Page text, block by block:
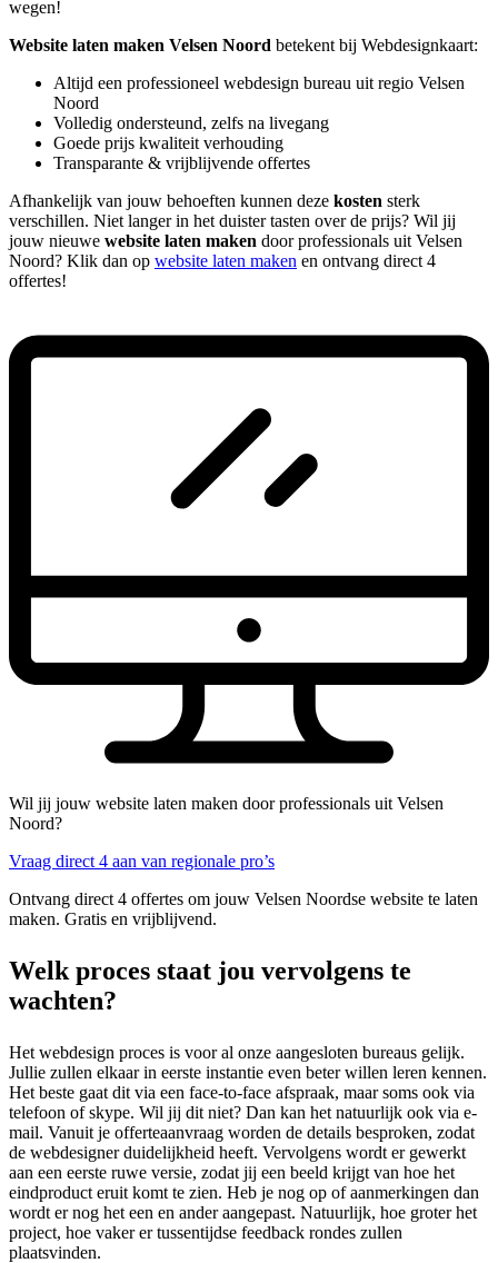
wegen!
Website laten maken Velsen Noord betekent bij Webdesignkaart:
Altijd een professioneel webdesign bureau uit regio Velsen
Noord
Volledig ondersteund, zelfs na livegang
Goede prijs kwaliteit verhouding
Transparante & vrijblijvende offertes
Afhankelijk van jouw behoeften kunnen deze kosten sterk
verschillen. Niet langer in het duister tasten over de prijs? Wil jij
jouw nieuwe website laten maken door professionals uit Velsen
Noord? Klik dan op website laten maken en ontvang direct 4
offertes!
Wil jij jouw website laten maken door professionals uit Velsen
Noord?
Vraag direct 4 aan van regionale pro’s
Ontvang direct 4 offertes om jouw Velsen Noordse website te laten
maken. Gratis en vrijblijvend.
Welk proces staat jou vervolgens te
wachten?
Het webdesign proces is voor al onze aangesloten bureaus gelijk.
Jullie zullen elkaar in eerste instantie even beter willen leren kennen.
Het beste gaat dit via een face-to-face afspraak, maar soms ook via
telefoon of skype. Wil jij dit niet? Dan kan het natuurlijk ook via e-
mail. Vanuit je offerteaanvraag worden de details besproken, zodat
de webdesigner duidelijkheid heeft. Vervolgens wordt er gewerkt
aan een eerste ruwe versie, zodat jij een beeld krijgt van hoe het
eindproduct eruit komt te zien. Heb je nog op of aanmerkingen dan
wordt er nog het een en ander aangepast. Natuurlijk, hoe groter het
project, hoe vaker er tussentijdse feedback rondes zullen
plaatsvinden.